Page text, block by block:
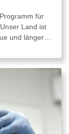
für
Land ist
und länger
aus dem
deutschlandweit
Menschen und
Bürgerin und